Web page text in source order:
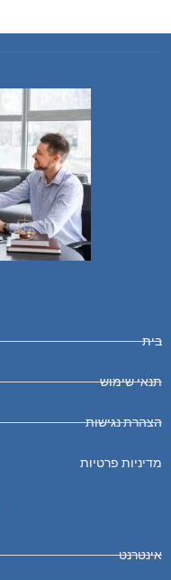
בית
תנאי שימוש
הצהרת נגישות
מדיניות פרטיות
אינטרנט